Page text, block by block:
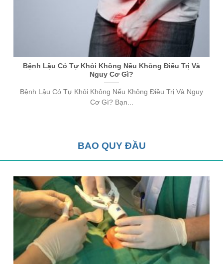
Bệnh Lậu Có Tự Khỏi Không Nếu Không Điều Trị Và
Nguy Cơ Gì?
Bệnh Lậu Có Tự Khỏi Không Nếu Không Điều Trị Và Nguy
Cơ Gì? Bạn...
BAO QUY ĐẦU